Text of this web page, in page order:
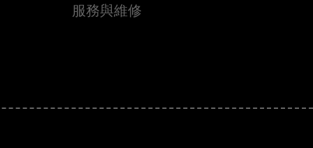
服務與維修